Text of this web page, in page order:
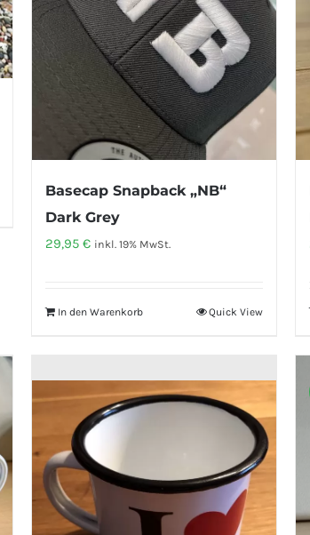
Basecap Snapback „NB“
Dark Grey
29,95 € inkl. 19% MwSt.
In den Warenkorb Quick View